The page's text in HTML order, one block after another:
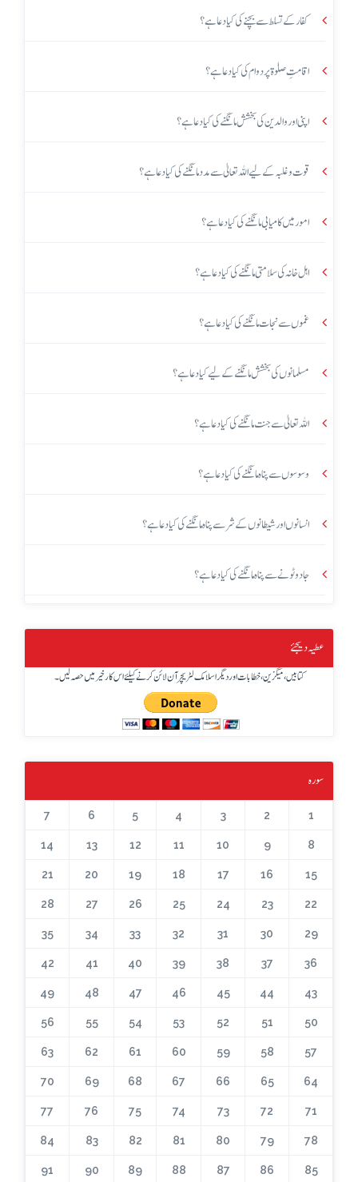
کفار کے تسلط سے بچنے کی کیا دعا ہے؟
اقامتِ صلوٰۃ پر دوام کی کیا دعا ہے؟
اپنی اور والدین کی بخشش مانگنے کی کیا دعا ہے؟
قوت و غلبہ کے لیے اللہ تعالیٰ سے مدد مانگنے کی کیا دعا ہے؟
امور میں کامیابی مانگنے کی کیا دعا ہے؟
اہل خانہ کی سلامتی مانگنے کی کیا دعا ہے؟
غموں سے نجات مانگنے کی کیا دعا ہے؟
مسلمانوں کی بخشش مانگنے کے لیے کیا دعا ہے؟
اللہ تعالیٰ سے جنت مانگنے کی کیا دعا ہے؟
وسوسوں سے پناہ مانگنے کی کیا دعا ہے؟
انسانوں اور شیطانوں کے شر سے پناہ مانگنے کی کیا دعا ہے؟
جادو ٹونے سے پناہ مانگنے کی کیا دعا ہے؟
عطیہ دیجئے
کتابیں، میگزین، خطابات اور دیگر اسلامک لٹریچر آن لائن کرنے کیلئے اس کار خیر میں حصہ لیں۔
سورہ
1
2
3
4
5
6
7
8
9
10
11
12
13
14
15
16
17
18
19
20
21
22
23
24
25
26
27
28
29
30
31
32
33
34
35
36
37
38
39
40
41
42
43
44
45
46
47
48
49
50
51
52
53
54
55
56
57
58
59
60
61
62
63
64
65
66
67
68
69
70
71
72
73
74
75
76
77
78
79
80
81
82
83
84
85
86
87
88
89
90
91